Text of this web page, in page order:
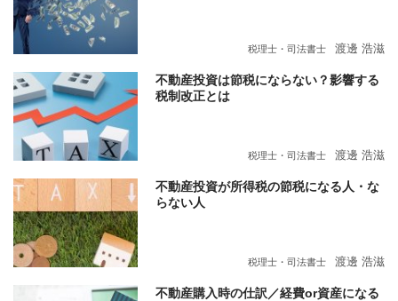
税理士・司法書士 渡邊 浩滋
不動産投資は節税にならない？影響する
税制改正とは
税理士・司法書士 渡邊 浩滋
不動産投資が所得税の節税になる人・な
らない人
税理士・司法書士 渡邊 浩滋
不動産購入時の仕訳／経費or資産になる